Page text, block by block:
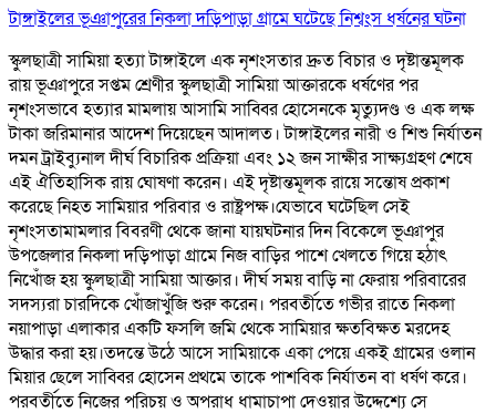
টাঙ্গাইলের ভূঞাপুরের নিকলা দড়িপাড়া গ্রামে ঘটেছে নিশ্বংস ধর্ষনের ঘটনা
স্কুলছাত্রী সামিয়া হত্যা টাঙ্গাইলে এক নৃশংসতার দ্রুত বিচার ও দৃষ্টান্তমূলক
রায় ভূঞাপুরে সপ্তম শ্রেণীর স্কুলছাত্রী সামিয়া আক্তারকে ধর্ষণের পর
নৃশংসভাবে হত্যার মামলায় আসামি সাব্বির হোসেনকে মৃত্যুদণ্ড ও এক লক্ষ
টাকা জরিমানার আদেশ দিয়েছেন আদালত। টাঙ্গাইলের নারী ও শিশু নির্যাতন
দমন ট্রাইব্যুনাল দীর্ঘ বিচারিক প্রক্রিয়া এবং ১২ জন সাক্ষীর সাক্ষ্যগ্রহণ শেষে
এই ঐতিহাসিক রায় ঘোষণা করেন। এই দৃষ্টান্তমূলক রায়ে সন্তোষ প্রকাশ
করেছে নিহত সামিয়ার পরিবার ও রাষ্ট্রপক্ষ।যেভাবে ঘটেছিল সেই
নৃশংসতামামলার বিবরণী থেকে জানা যায়ঘটনার দিন বিকেলে ভূঞাপুর
উপজেলার নিকলা দড়িপাড়া গ্রামে নিজ বাড়ির পাশে খেলতে গিয়ে হঠাৎ
নিখোঁজ হয় স্কুলছাত্রী সামিয়া আক্তার। দীর্ঘ সময় বাড়ি না ফেরায় পরিবারের
সদস্যরা চারদিকে খোঁজাখুঁজি শুরু করেন। পরবর্তীতে গভীর রাতে নিকলা
নয়াপাড়া এলাকার একটি ফসলি জমি থেকে সামিয়ার ক্ষতবিক্ষত মরদেহ
উদ্ধার করা হয়।তদন্তে উঠে আসে সামিয়াকে একা পেয়ে একই গ্রামের ওলান
মিয়ার ছেলে সাব্বির হোসেন প্রথমে তাকে পাশবিক নির্যাতন বা ধর্ষণ করে।
পরবর্তীতে নিজের পরিচয় ও অপরাধ ধামাচাপা দেওয়ার উদ্দেশ্যে সে